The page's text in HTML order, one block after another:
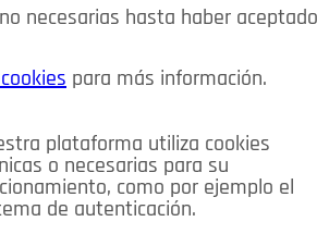
Caridad Pozuelo en imágenes
CONTACTO NOSOTROS
necesarias hasta haber aceptado
para más información.
plataforma utiliza cookies
o necesarias para su
como por ejemplo el
de autenticación.